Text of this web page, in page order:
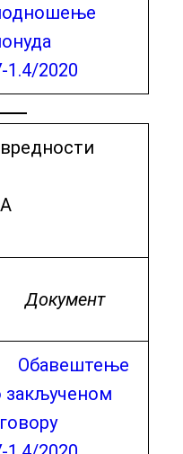
1.4/2020
Документ
Обавештење
закљученом